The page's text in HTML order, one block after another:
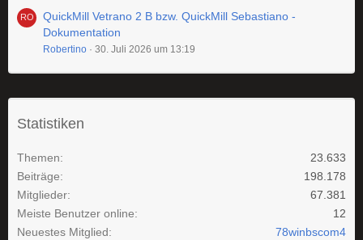
QuickMill Vetrano 2 B bzw. QuickMill Sebastiano -
Dokumentation
Robertino 30. Juli 2026 um 13:19
Statistiken
Themen
23.633
Beiträge
198.178
Mitglieder
67.381
Meiste Benutzer online
12
Neuestes Mitglied
78winbscom4